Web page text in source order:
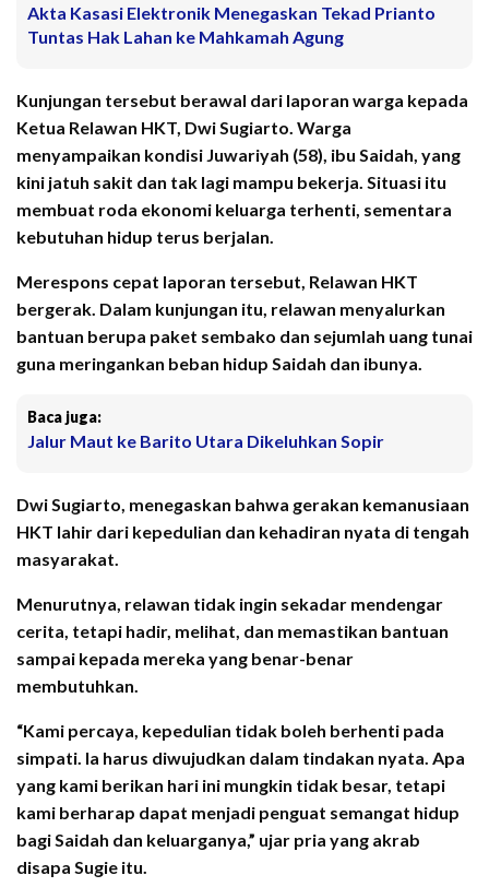
Akta Kasasi Elektronik Menegaskan Tekad Prianto
Tuntas Hak Lahan ke Mahkamah Agung
Kunjungan tersebut berawal dari laporan warga kepada
Ketua Relawan HKT, Dwi Sugiarto. Warga
menyampaikan kondisi Juwariyah (58), ibu Saidah, yang
kini jatuh sakit dan tak lagi mampu bekerja. Situasi itu
membuat roda ekonomi keluarga terhenti, sementara
kebutuhan hidup terus berjalan.
Merespons cepat laporan tersebut, Relawan HKT
bergerak. Dalam kunjungan itu, relawan menyalurkan
bantuan berupa paket sembako dan sejumlah uang tunai
guna meringankan beban hidup Saidah dan ibunya.
Baca juga:
Jalur Maut ke Barito Utara Dikeluhkan Sopir
Dwi Sugiarto, menegaskan bahwa gerakan kemanusiaan
HKT lahir dari kepedulian dan kehadiran nyata di tengah
masyarakat.
Menurutnya, relawan tidak ingin sekadar mendengar
cerita, tetapi hadir, melihat, dan memastikan bantuan
sampai kepada mereka yang benar-benar
membutuhkan.
“Kami percaya, kepedulian tidak boleh berhenti pada
simpati. Ia harus diwujudkan dalam tindakan nyata. Apa
yang kami berikan hari ini mungkin tidak besar, tetapi
kami berharap dapat menjadi penguat semangat hidup
bagi Saidah dan keluarganya,” ujar pria yang akrab
disapa Sugie itu.